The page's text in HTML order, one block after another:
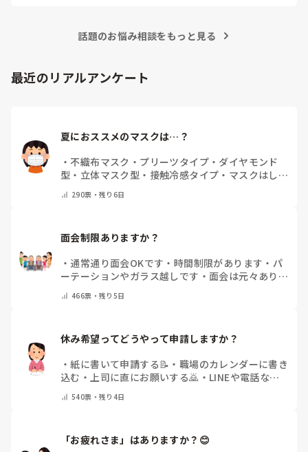
事をしたい」と思ったから、ですね。本当は、なぜだからと言
て頂きました。
同じ仲間として、その疑問もよーく分かるところでしたの
話題のお悩み相談をもっと見る
最近のリアルアンケート
夏におススメのマスクは…？
・不織布マスク ・ プリーツタイプ・ ダイヤモンド
型 ・ 立体マスク型 ・ 接触冷感タイプ ・ マスクはしま
290票・残り6日
面会制限ありますか？
・ 通常通り面会OKです ・ 時間制限があります ・ パ
ーテーションやガラス越しです ・ 面会は元々ありま
466票・残り5日
休み希望ってどうやって申請しますか？
・紙に書いて申請する📝 ・ 職場のカレンダーに書き
込む ・ 上司に直にお願いする🙇 ・ LINEや電話など
540票・残り4日
「お疲れさま」はありますか？😊